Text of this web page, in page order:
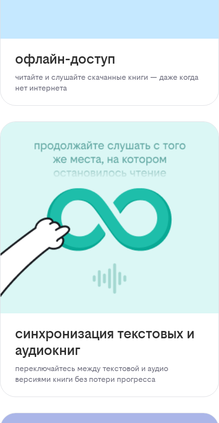
офлайн-доступ
читайте и слушайте скачанные книги — даже когда
нет интернета
синхронизация текстовых и
аудиокниг
переключайтесь между текстовой и аудио
версиями книги без потери прогресса